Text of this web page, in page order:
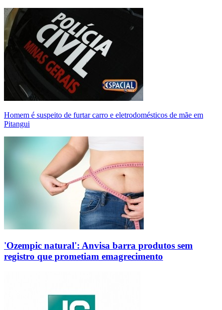
Homem é suspeito de furtar carro e eletrodomésticos de mãe em
Pitangui
'Ozempic natural': Anvisa barra produtos sem
registro que prometiam emagrecimento